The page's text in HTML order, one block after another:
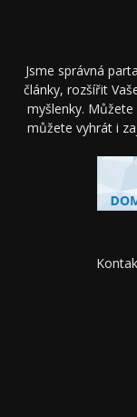
Jsme správná
články, rozšířit
myšlenky.
můžete vyhrát i